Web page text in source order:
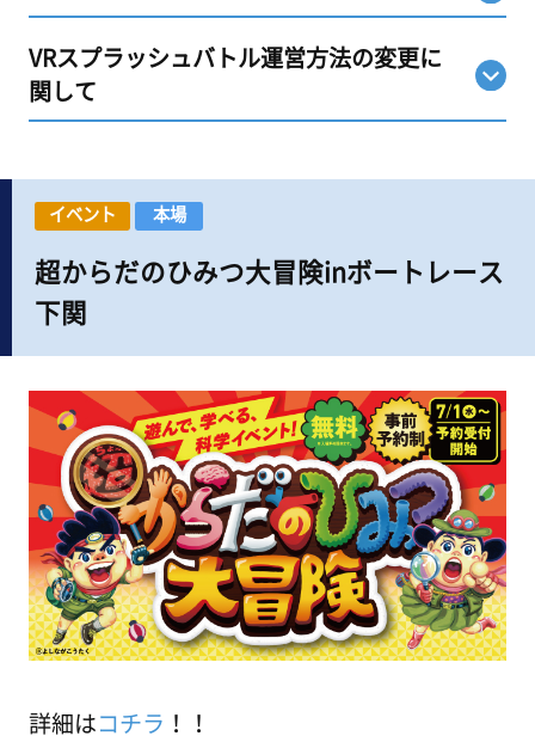
VRスプラッシュバトル運営方法の変更に
関して
イベント 本場
超からだのひみつ大冒険inボートレース
下関
詳細は コチラ ！！